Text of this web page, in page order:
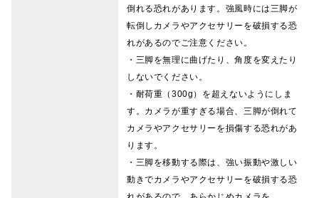
倒れる恐れがあります。強風時には三脚が
転倒しカメラやアクセサリーを破損する恐
れがあるのでご注意ください。
・三脚を無理に曲げたり、角度を変えたり
しないでください。
・耐荷重（300g）を超えないようにしま
す。カメラが重すぎる場合、三脚が倒れて
カメラやアクセサリーを損傷する恐れがあ
ります。
・三脚を移動する際は、強い振動や激しい
動きでカメラやアクセサリーを破損する恐